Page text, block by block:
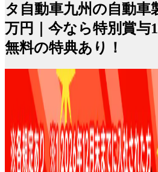
タ自動車九州の自動車
万円｜今なら特別賞与
無料の特典あり！